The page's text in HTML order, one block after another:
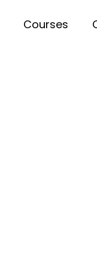
Courses